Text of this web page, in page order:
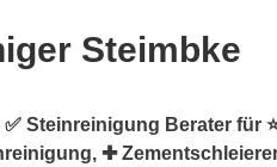
Steimbke
Steinreinigung Berater für
✚